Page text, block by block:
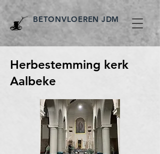
BETONVLOEREN JDM
Herbestemming kerk
Aalbeke